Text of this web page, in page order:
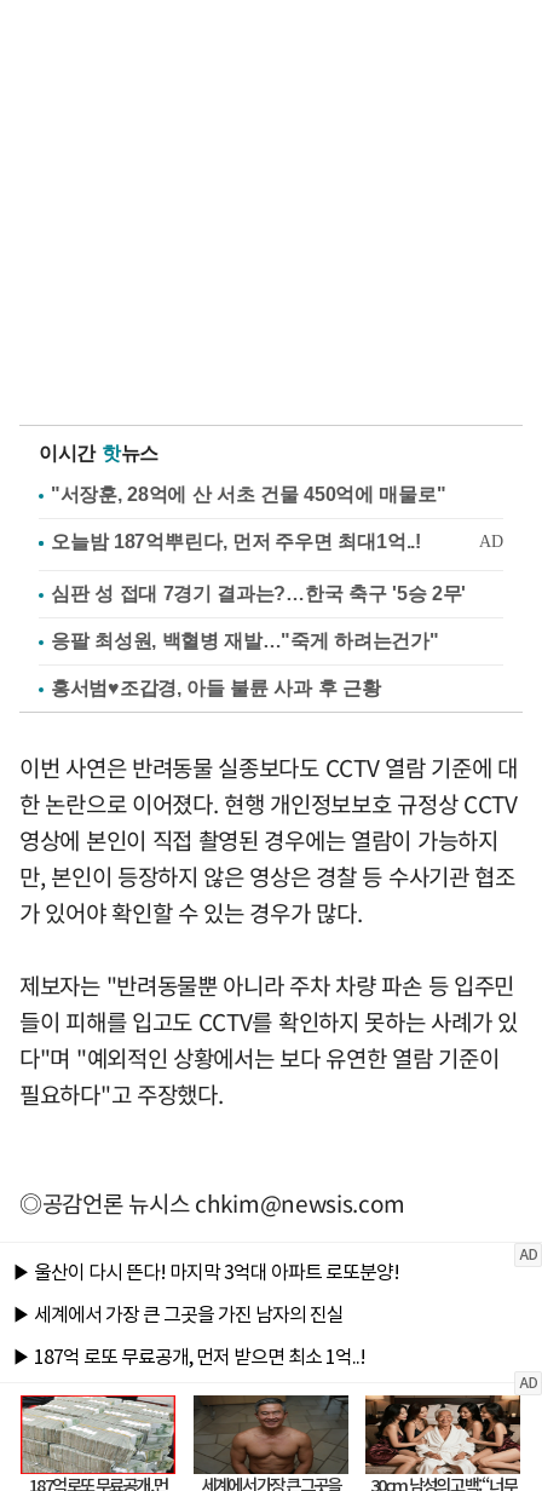
이시간 핫뉴스
"서장훈, 28억에 산 서초 건물 450억에 매물로"
심판 성 접대 7경기 결과는?…한국 축구 '5승 2무'
응팔 최성원, 백혈병 재발…"죽게 하려는건가"
홍서범♥조갑경, 아들 불륜 사과 후 근황
이번 사연은 반려동물 실종보다도 CCTV 열람 기준에 대
한 논란으로 이어졌다. 현행 개인정보보호 규정상 CCTV
영상에 본인이 직접 촬영된 경우에는 열람이 가능하지
만, 본인이 등장하지 않은 영상은 경찰 등 수사기관 협조
가 있어야 확인할 수 있는 경우가 많다.
제보자는 "반려동물뿐 아니라 주차 차량 파손 등 입주민
들이 피해를 입고도 CCTV를 확인하지 못하는 사례가 있
다"며 "예외적인 상황에서는 보다 유연한 열람 기준이
필요하다"고 주장했다.
◎공감언론 뉴시스chkim@newsis.com